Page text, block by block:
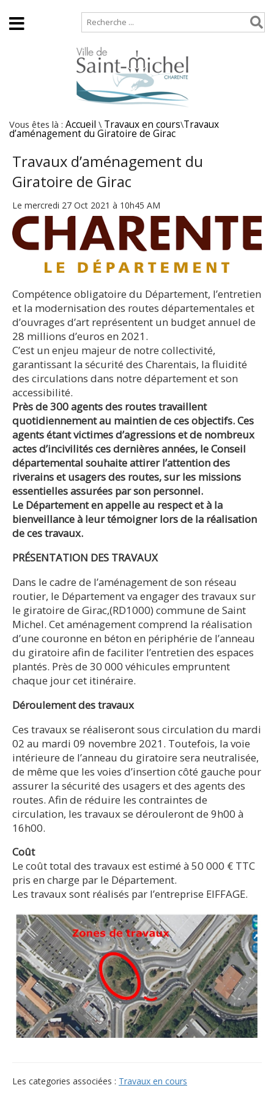
Vous êtes là : Accueil \ Travaux en cours\Travaux
d’aménagement du Giratoire de Girac
Travaux d’aménagement du
Giratoire de Girac
Le mercredi 27 Oct 2021 à 10h45 AM
Compétence obligatoire du Département, l’entretien
et la modernisation des routes départementales et
d’ouvrages d’art représentent un budget annuel de
28 millions d’euros en 2021.
C’est un enjeu majeur de notre collectivité,
garantissant la sécurité des Charentais, la fluidité
des circulations dans notre département et son
accessibilité.
Près de 300 agents des routes travaillent
quotidiennement au maintien de ces objectifs. Ces
agents étant victimes d’agressions et de nombreux
actes d’incivilités ces dernières années, le Conseil
départemental souhaite attirer l’attention des
riverains et usagers des routes, sur les missions
essentielles assurées par son personnel.
Le Département en appelle au respect et à la
bienveillance à leur témoigner lors de la réalisation
de ces travaux.
PRÉSENTATION DES TRAVAUX
Dans le cadre de l’aménagement de son réseau
routier, le Département va engager des travaux sur
le giratoire de Girac,(RD1000) commune de Saint
Michel. Cet aménagement comprend la réalisation
d’une couronne en béton en périphérie de l’anneau
du giratoire afin de faciliter l’entretien des espaces
plantés. Près de 30 000 véhicules empruntent
chaque jour cet itinéraire.
Déroulement des travaux
Ces travaux se réaliseront sous circulation du mardi
02 au mardi 09 novembre 2021. Toutefois, la voie
intérieure de l’anneau du giratoire sera neutralisée,
de même que les voies d’insertion côté gauche pour
assurer la sécurité des usagers et des agents des
routes. Afin de réduire les contraintes de
circulation, les travaux se dérouleront de 9h00 à
16h00.
Coût
Le coût total des travaux est estimé à 50 000 € TTC
pris en charge par le Département.
Les travaux sont réalisés par l’entreprise EIFFAGE.
Les categories associées : Travaux en cours